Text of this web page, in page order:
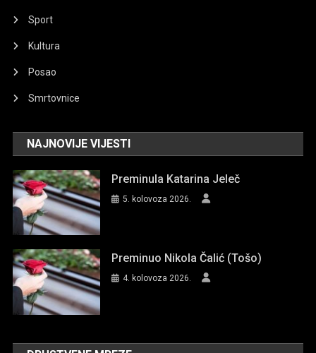
Sport
Kultura
Posao
Smrtovnice
NAJNOVIJE VIJESTI
Preminula Katarina Jeleč
5. kolovoza 2026.
Preminuo Nikola Čalić (Tošo)
4. kolovoza 2026.